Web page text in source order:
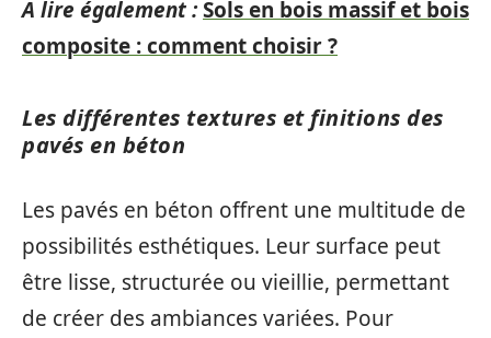
A lire également :Sols en bois massif et bois
composite : comment choisir ?
Les différentes textures et finitions des
pavés en béton
Les pavés en béton offrent une multitude de
possibilités esthétiques. Leur surface peut
être lisse, structurée ou vieillie, permettant
de créer des ambiances variées. Pour